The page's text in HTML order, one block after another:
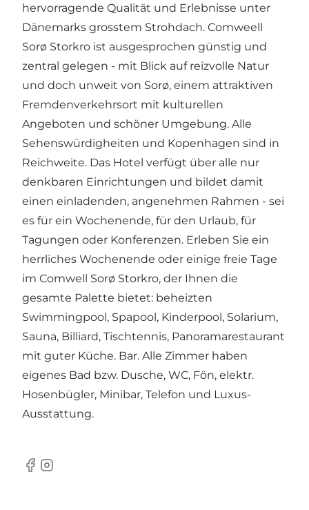
hervorragende Qualität und Erlebnisse unter
Dänemarks grosstem Strohdach. Comweell
Sorø Storkro ist ausgesprochen günstig und
zentral gelegen - mit Blick auf reizvolle Natur
und doch unweit von Sorø, einem attraktiven
Fremdenverkehrsort mit kulturellen
Angeboten und schöner Umgebung. Alle
Sehenswürdigheiten und Kopenhagen sind in
Reichweite. Das Hotel verfügt über alle nur
denkbaren Einrichtungen und bildet damit
einen einladenden, angenehmen Rahmen - sei
es für ein Wochenende, für den Urlaub, für
Tagungen oder Konferenzen. Erleben Sie ein
herrliches Wochenende oder einige freie Tage
im Comwell Sorø Storkro, der Ihnen die
gesamte Palette bietet: beheizten
Swimmingpool, Spapool, Kinderpool, Solarium,
Sauna, Billiard, Tischtennis, Panoramarestaurant
mit guter Küche. Bar. Alle Zimmer haben
eigenes Bad bzw. Dusche, WC, Fön, elektr.
Hosenbügler, Minibar, Telefon und Luxus-
Ausstattung.
Facebook
Instagram